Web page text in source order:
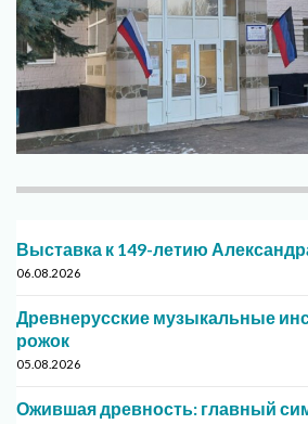
Выставка к 149-летию
06.08.2026
Древнерусские музыкальные
рожок
05.08.2026
Ожившая древность: главный